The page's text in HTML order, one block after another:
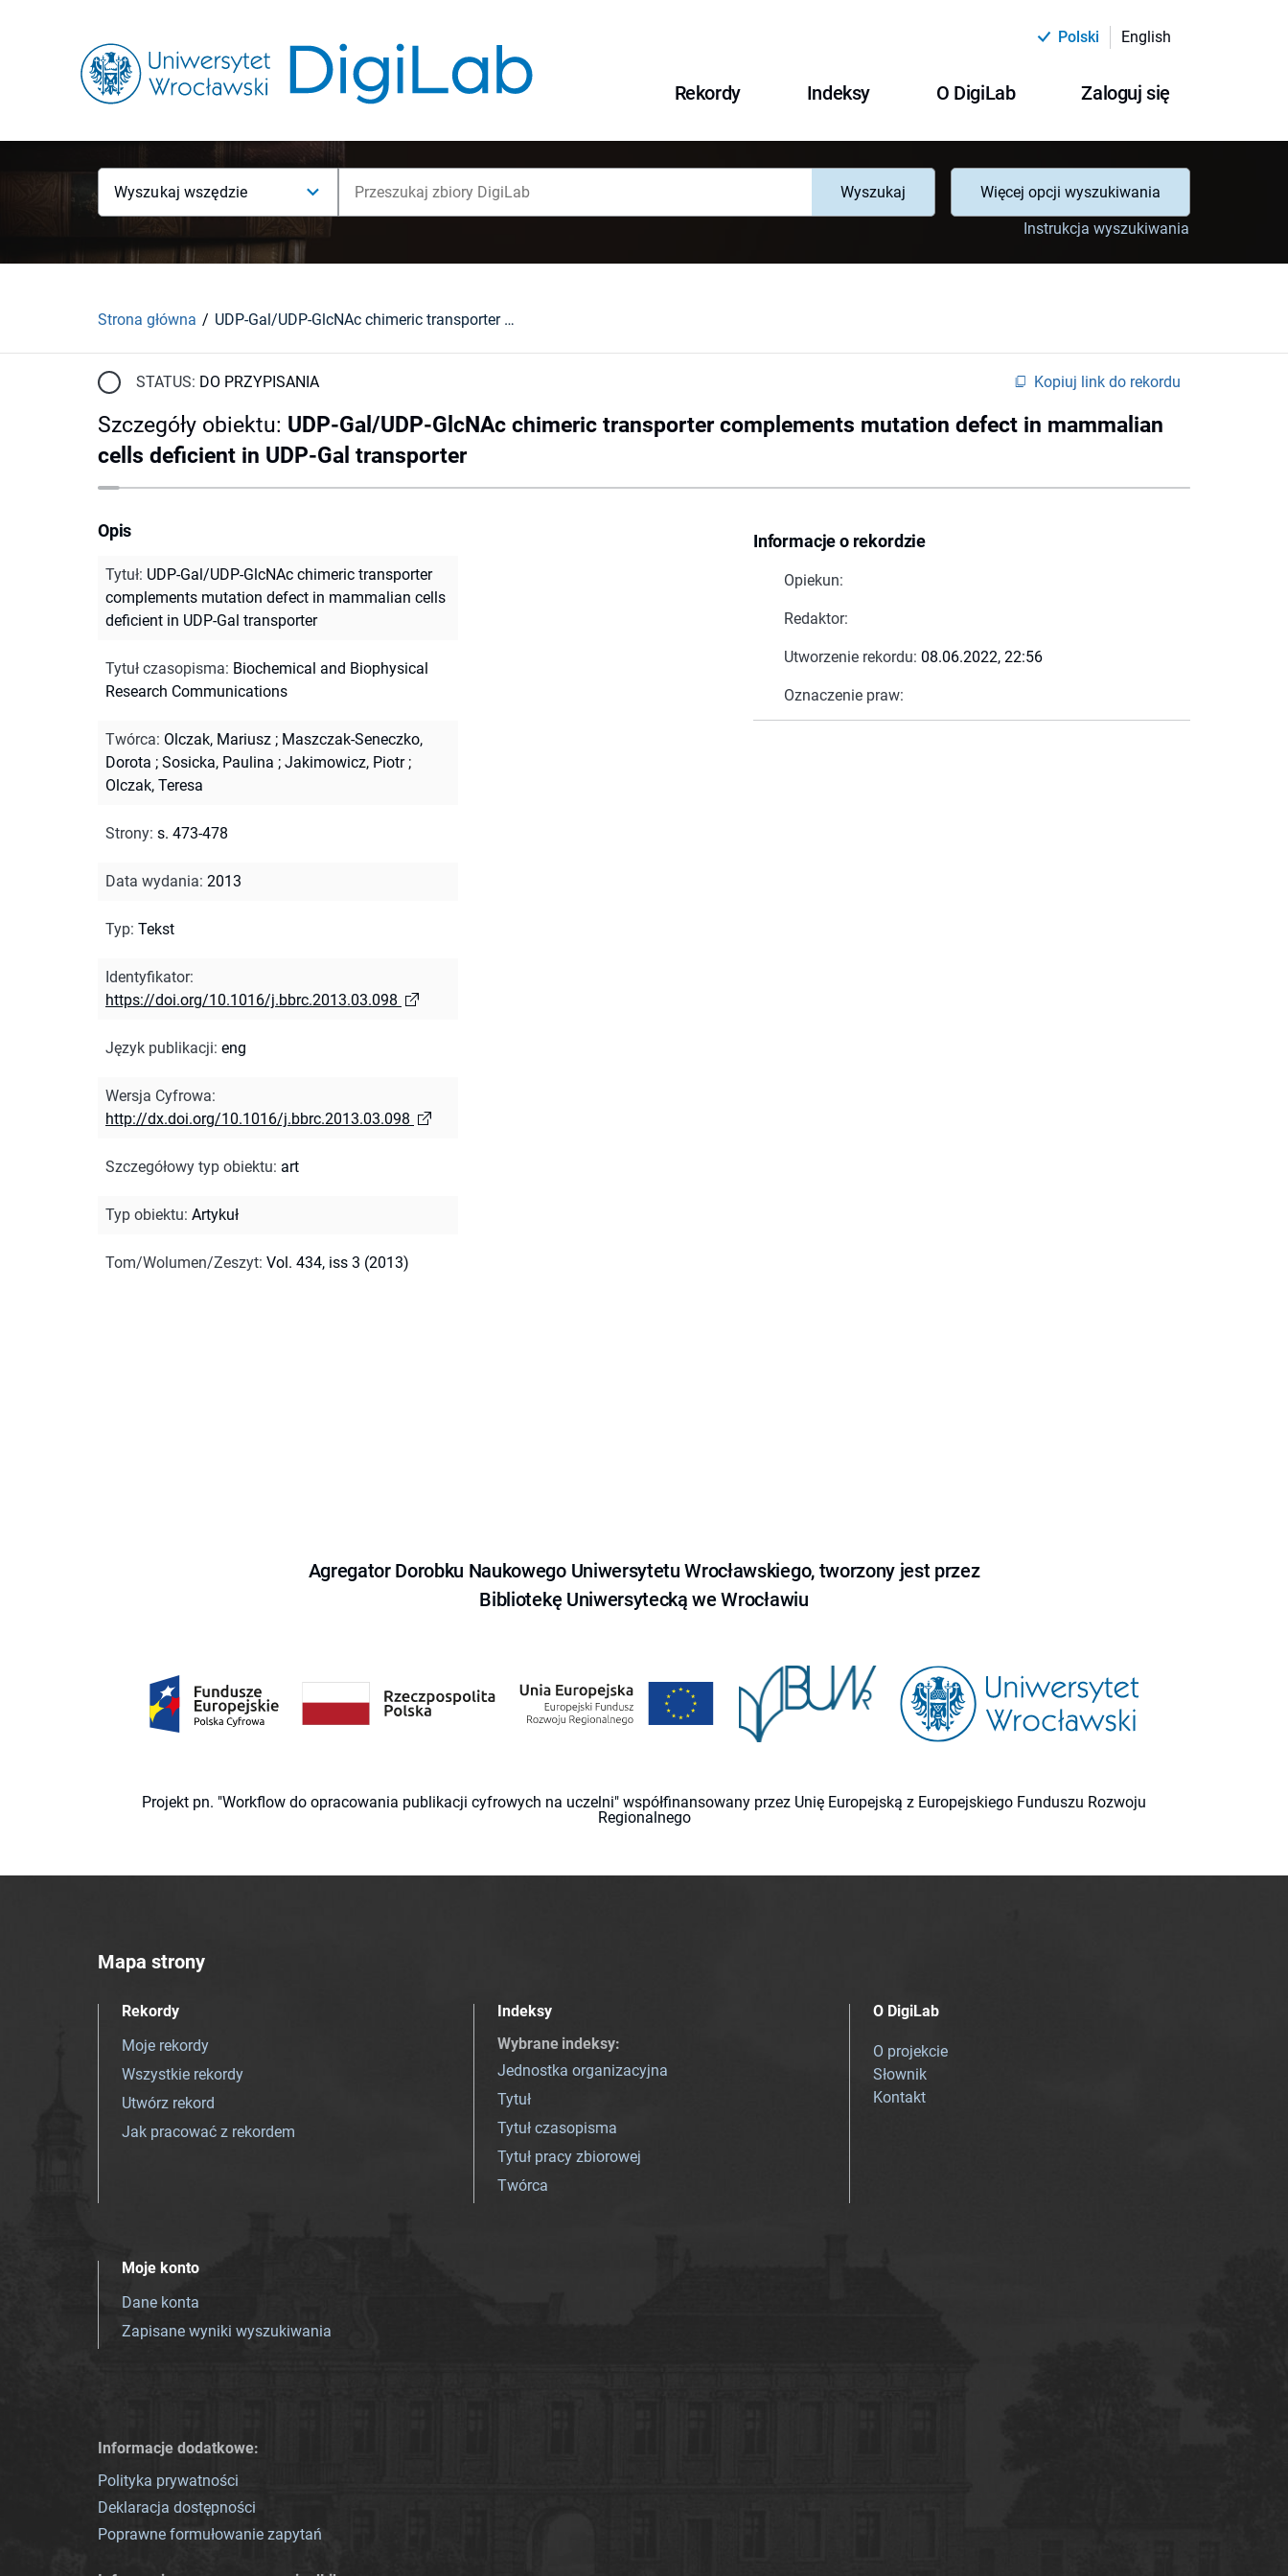
Polski English
Rekordy Indeksy O DigiLab Zaloguj się
Wyszukaj wszędzie Wyszukaj
Więcej opcji wyszukiwania
Instrukcja wyszukiwania
Strona główna UDP-Gal/UDP-GlcNAc chimeric transporter complements mutation defect in mammalian cells deficient in UDP-Gal transporter
STATUS: DO PRZYPISANIA Kopiuj link do rekordu
Szczegóły obiektu: UDP-Gal/UDP-GlcNAc chimeric transporter complements mutation defect in mammalian
cells deficient in UDP-Gal transporter
Informacje o rekordzie
Opiekun:
Redaktor:
Utworzenie rekordu: 08.06.2022, 22:56
Oznaczenie praw:
Opis
Tytuł: UDP-Gal/UDP-GlcNAc chimeric transporter
complements mutation defect in mammalian cells
deficient in UDP-Gal transporter
Tytuł czasopisma: Biochemical and Biophysical
Research Communications
Twórca: Olczak, Mariusz ; Maszczak-Seneczko,
Dorota ; Sosicka, Paulina ; Jakimowicz, Piotr;
Olczak, Teresa
Strony: s. 473-478
Data wydania: 2013
Typ: Tekst
Identyfikator:
https://doi.org/10.1016/j.bbrc.2013.03.098
Język publikacji: eng
Wersja Cyfrowa:
http://dx.doi.org/10.1016/j.bbrc.2013.03.098
Szczegółowy typ obiektu: art
Typ obiektu: Artykuł
Tom/Wolumen/Zeszyt: Vol. 434, iss 3 (2013)
Agregator Dorobku Naukowego Uniwersytetu Wrocławskiego, tworzony jest przez
Bibliotekę Uniwersytecką we Wrocławiu
Projekt pn. "Workflow do opracowania publikacji cyfrowych na uczelni" współfinansowany przez Unię Europejską z Europejskiego Funduszu Rozwoju
Regionalnego
Mapa strony
Rekordy
Moje rekordy
Wszystkie rekordy
Utwórz rekord
Jak pracować z rekordem
Indeksy
Wybrane indeksy:
Jednostka organizacyjna
Tytuł
Tytuł czasopisma
Tytuł pracy zbiorowej
Twórca
O DigiLab
O projekcie
Słownik
Kontakt
Moje konto
Dane konta
Zapisane wyniki wyszukiwania
Informacje dodatkowe:
Polityka prywatności
Deklaracja dostępności
Poprawne formułowanie zapytań